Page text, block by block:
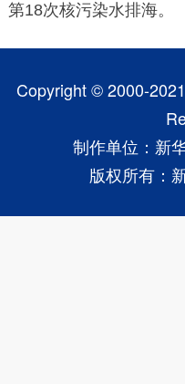
第18次核污染水排海。
Copyright © 2000-
制作单位：
版权所有：